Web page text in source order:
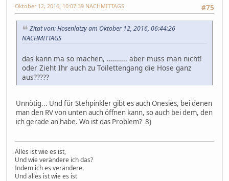
#75
Oktober 12, 2016, 10:07:39 NACHMITTAGS
Zitat von: Hosenlatzy am Oktober 12, 2016, 06:44:26
NACHMITTAGS
das kann ma so machen, .......... aber muss man nicht!
oder Zieht Ihr auch zu Toilettengang die Hose ganz
aus?????
Unnötig... Und für Stehpinkler gibt es auch Onesies, bei denen
man den RV von unten auch öffnen kann, so auch bei dem, den
ich gerade an habe. Wo ist das Problem? 8)
Alles ist wie es ist,
Und wie verändere ich das?
Indem ich es verändere.
Und alles ist wie es ist